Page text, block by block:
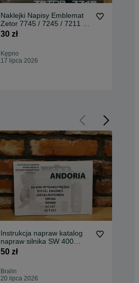
Naklejki Napisy Emblemat
Zetor 7745 / 7245 / 7211 /
5011 / 5211 / 7011
30 zł
Kępno
17 lipca 2026
Instrukcja napraw katalog
napraw silnika SW 400
BIZON ANDORIA SW 266
50 zł
Bralin
20 lipca 2026